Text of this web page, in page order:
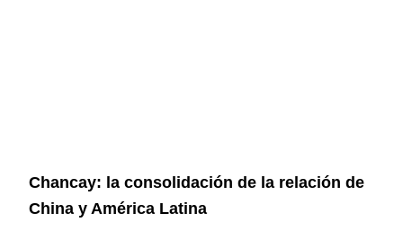
Chancay: la consolidación de la relación de
China y América Latina